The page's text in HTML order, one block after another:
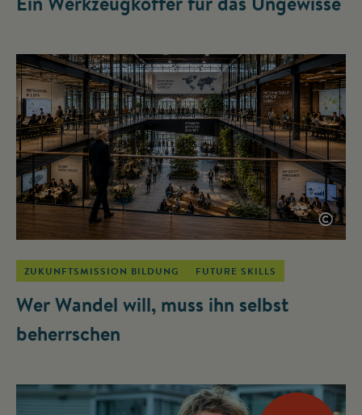
©
ZUKUNFTSMISSION BILDUNG FUTURE SKILLS
Wer Wandel will, muss ihn selbst
beherrschen